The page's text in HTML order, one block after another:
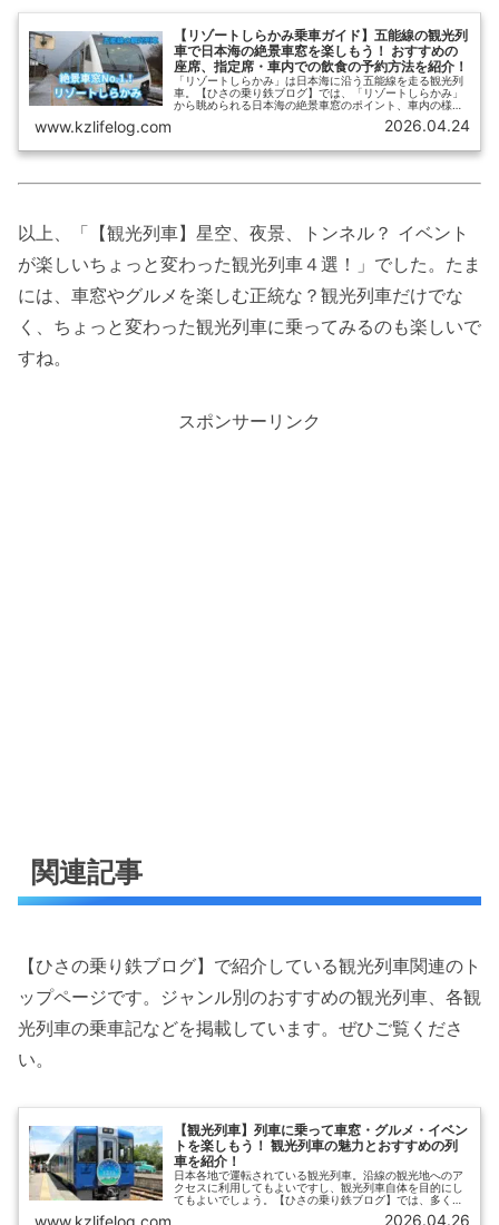
【リゾートしらかみ乗車ガイド】五能線の観光列
車で日本海の絶景車窓を楽しもう！ おすすめの
座席、指定席・車内での飲食の予約方法を紹介！
「リゾートしらかみ」は日本海に沿う五能線を走る観光列
車。【ひさの乗り鉄ブログ】では、「リゾートしらかみ」
から眺められる日本海の絶景車窓のポイント、車内の様
子、最新の運転日とダイヤ、指定席の予約方法、おすすめ
の座席、車内での食事情について、わかりやすく紹介しま
www.kzlifelog.com 2026.04.24
以上、「【観光列車】星空、夜景、トンネル？ イベント
が楽しいちょっと変わった観光列車４選！」でした。たま
には、車窓やグルメを楽しむ正統な？観光列車だけでな
く、ちょっと変わった観光列車に乗ってみるのも楽しいで
すね。
スポンサーリンク
関連記事
【ひさの乗り鉄ブログ】で紹介している観光列車関連のト
ップページです。ジャンル別のおすすめの観光列車、各観
光列車の乗車記などを掲載しています。ぜひご覧くださ
い。
【観光列車】列車に乗って車窓・グルメ・イベン
トを楽しもう！ 観光列車の魅力とおすすめの列
車を紹介！
日本各地で運転されている観光列車。沿線の観光地へのア
クセスに利用してもよいですし、観光列車自体を目的にし
てもよいでしょう。【ひさの乗り鉄ブログ】では、多くの
観光列車に乗車してきた筆者が、観光列車の魅力と、車
www.kzlifelog.com 2026.04.26